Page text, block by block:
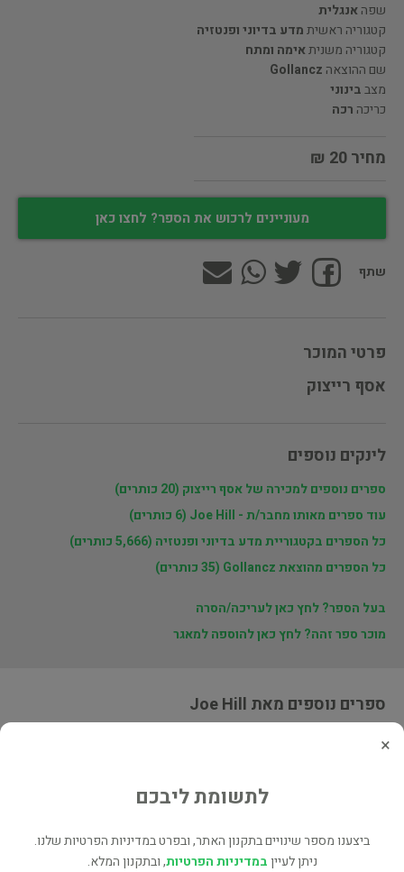
שפהאנגלית
קטגוריה ראשיתמדע בדיוני ופנטזיה
קטגוריה משניתאימה ומתח
שם ההוצאה Gollancz
מצבבינוני
כריכה רכה
מחיר 20 ₪
מעוניינים לרכוש את הספר? לחצו כאן
שתף
פרטי המוכר
אסף רייצוק
לינקים נוספים
ספרים נוספים למכירה של אסף רייצוק (20 כותרים)
עוד ספרים מאותו מחבר/ת - Joe Hill (6 כותרים)
כל הספרים בקטגוריית מדע בדיוני ופנטזיה (5,666 כותרים)
כל הספרים מהוצאת Gollancz (35 כותרים)
בעל הספר? לחץ כאן לעריכה/הסרה
מוכר ספר זהה? לחץ כאן להוספה למאגר
ספרים נוספים מאת Joe Hill
×
לתשומת ליבכם
ביצענו מספר שינויים בתקנון האתר, ובפרט במדיניות הפרטיות שלנו.
ניתן לעייןבמדיניות הפרטיות, ובתקנון המלא.